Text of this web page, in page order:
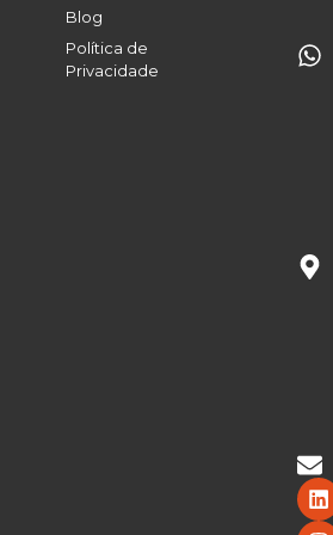
Blog
Política de
Privacidade